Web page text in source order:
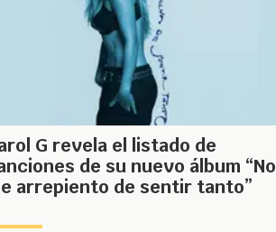
G revela el listado de
de su nuevo álbum “No
arrepiento de sentir tanto”